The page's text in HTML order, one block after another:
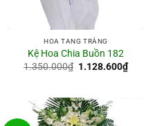
HOA TANG TRẮNG
Kệ Hoa Chia Buồn 182
1.350.000₫ Giá
1.128.600₫Giá
hiện